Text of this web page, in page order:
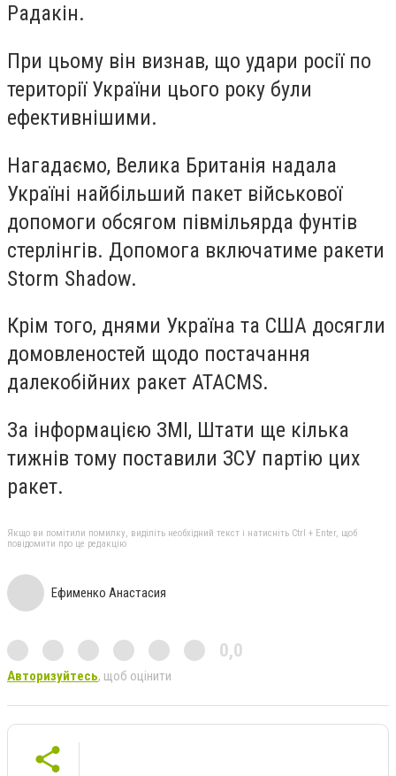
Радакін.
При цьому він визнав, що удари росії по
території України цього року були
ефективнішими.
Нагадаємо, Велика Британія надала
Україні найбільший пакет військової
допомоги обсягом півмільярда фунтів
стерлінгів. Допомога включатиме ракети
Storm Shadow.
Крім того, днями Україна та США досягли
домовленостей щодо постачання
далекобійних ракет ATACMS.
За інформацією ЗМІ, Штати ще кілька
тижнів тому поставили ЗСУ партію цих
ракет.
Якщо ви помітили помилку, виділіть необхідний текст і натисніть Ctrl + Enter, щоб
повідомити про це редакцію
Ефименко Анастасия
0,0
Авторизуйтесь, щоб оцінити